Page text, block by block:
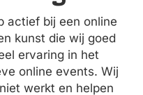
actief bij een online
kunst die wij goed
ervaring in het
online events. Wij
werkt en helpen